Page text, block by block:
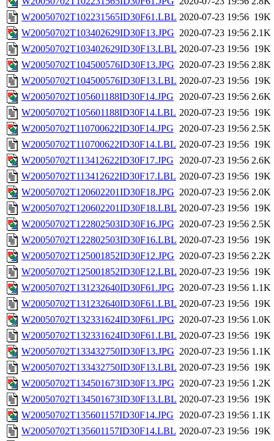
W20050702T102231565ID30F61.LBL 2020-07-23 19:56 19K
W20050702T103402629ID30F13.JPG 2020-07-23 19:56 2.1K
W20050702T103402629ID30F13.LBL 2020-07-23 19:56 19K
W20050702T104500576ID30F13.JPG 2020-07-23 19:56 2.8K
W20050702T104500576ID30F13.LBL 2020-07-23 19:56 19K
W20050702T105601188ID30F14.JPG 2020-07-23 19:56 2.6K
W20050702T105601188ID30F14.LBL 2020-07-23 19:56 19K
W20050702T110700622ID30F14.JPG 2020-07-23 19:56 2.5K
W20050702T110700622ID30F14.LBL 2020-07-23 19:56 19K
W20050702T113412622ID30F17.JPG 2020-07-23 19:56 2.6K
W20050702T113412622ID30F17.LBL 2020-07-23 19:56 19K
W20050702T120602201ID30F18.JPG 2020-07-23 19:56 2.0K
W20050702T120602201ID30F18.LBL 2020-07-23 19:56 19K
W20050702T122802503ID30F16.JPG 2020-07-23 19:56 2.5K
W20050702T122802503ID30F16.LBL 2020-07-23 19:56 19K
W20050702T125001852ID30F12.JPG 2020-07-23 19:56 2.2K
W20050702T125001852ID30F12.LBL 2020-07-23 19:56 19K
W20050702T131232640ID30F61.JPG 2020-07-23 19:56 1.1K
W20050702T131232640ID30F61.LBL 2020-07-23 19:56 19K
W20050702T132331624ID30F61.JPG 2020-07-23 19:56 1.0K
W20050702T132331624ID30F61.LBL 2020-07-23 19:56 19K
W20050702T133432750ID30F13.JPG 2020-07-23 19:56 1.1K
W20050702T133432750ID30F13.LBL 2020-07-23 19:56 19K
W20050702T134501673ID30F13.JPG 2020-07-23 19:56 1.2K
W20050702T134501673ID30F13.LBL 2020-07-23 19:56 19K
W20050702T135601157ID30F14.JPG 2020-07-23 19:56 1.1K
W20050702T135601157ID30F14.LBL 2020-07-23 19:56 19K